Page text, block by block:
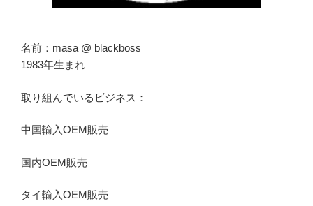
名前：masa @ blackboss
1983年生まれ
取り組んでいるビジネス：
中国輸入OEM販売
国内OEM販売
タイ輸入OEM販売